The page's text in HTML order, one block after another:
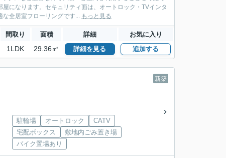
になります。セキュリティ面は、オートロック・TVインタ
全居室フローリングです... もっと見る
間取り 面積 詳細 お気に入り
1LDK 29.36㎡ 詳細を見る 追加する
新築
駐輪場 オートロック
CATV
宅配ボックス
敷地内ごみ置き場
バイク置場あり